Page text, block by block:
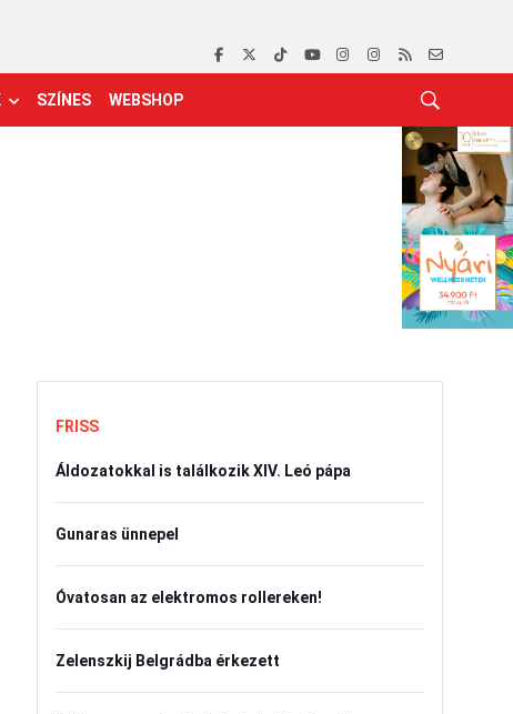
SZÍNES WEBSHOP
FRISS
Áldozatokkal is találkozik XIV. Leó pápa
Gunaras ünnepel
Óvatosan az elektromos rollereken!
Zelenszkij Belgrádba érkezett